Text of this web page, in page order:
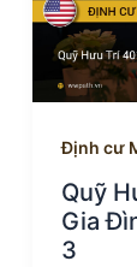
Định cư
Quỹ
Gia
3